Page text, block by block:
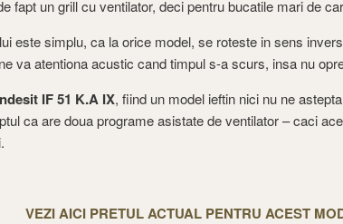
fapt un grill cu ventilator, deci pentru bucatile mari de
este simplu, ca la orice model, se roteste in sens
va atentiona acustic cand timpul s-a scurs, insa nu
IF 51 K.A IX, fiind un model ieftin nici nu ne
ca are doua programe asistate de ventilator – caci
VEZI AICI PRETUL ACTUAL PENTRU ACEST